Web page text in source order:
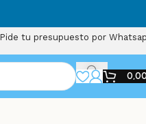
Pide tu presupuesto por